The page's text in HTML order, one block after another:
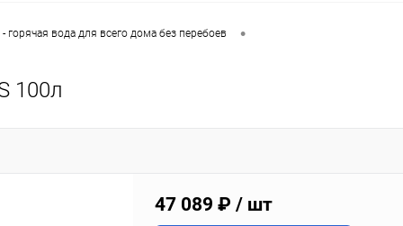
горячая вода для всего дома без перебоев •
100л
47 089 ₽ / шт